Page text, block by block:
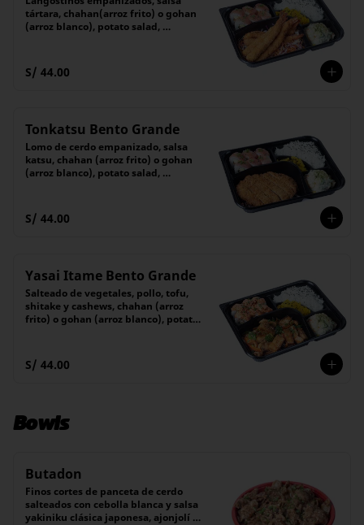
tártara, chahan(arroz frito) o gohan
(arroz blanco), potato salad,
S/ 44.00
Tonkatsu Bento Grande
Lomo de cerdo empanizado, salsa
katsu, chahan (arroz frito) o gohan
(arroz blanco), potato salad,
S/ 44.00
Yasai Itame Bento Grande
Salteado de vegetales, pollo, tofu,
shitake y cashews, chahan (arroz
frito) o gohan (arroz blanco), potato
S/ 44.00
Bowls
Butadon
Finos cortes de panceta de cerdo
salteados con cebolla blanca y salsa
yakiniku clásica japonesa, ajonjolí y